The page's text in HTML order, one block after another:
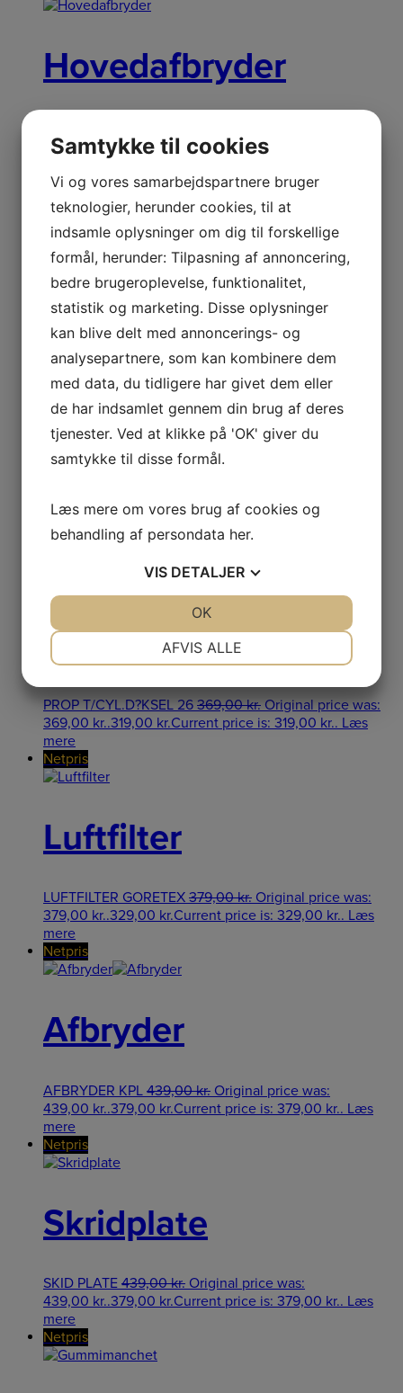
Hovedafbryder
289,00 kr..249,00 kr.Current price is: 249,00 kr..
Netpris
Knivmotorskål
MOTOR BOWL 319,00 kr.
Original price was:
319,00 kr..279,00kr.Current price is: 279,00 kr..
mere
Netpris
Knivdisk
SKIVE329,00kr. Original price was:
329,00 kr..289,00kr.Current price is: 289,00 kr..
Dæksel ved Tastatur
PROP T/CYL.D?KSEL 26 369,00kr. Original price was:
369,00 kr..319,00 kr.Current price is: 319,00 kr.. Læs
mere
Netpris
Luftfilter
LUFTFILTER GORETEX 379,00kr. Original price was:
379,00 kr..329,00 kr.Current price is: 329,00 kr.. Læs
mere
Netpris
Afbryder
AFBRYDER KPL 439,00kr. Original price was:
439,00 kr..379,00 kr.Current price is: 379,00 kr.. Læs
mere
Netpris
Skridplate
SKID PLATE 439,00kr. Original price was:
439,00 kr..379,00 kr.Current price is: 379,00 kr.. Læs
mere
Netpris
Samtykke til cookies
Vi og vores samarbejdspartnere bruger
teknologier, herunder cookies, til at
indsamle oplysninger om dig til forskellige
formål, herunder: Tilpasning af annoncering,
bedre brugeroplevelse, funktionalitet,
statistik og marketing. Disse oplysninger
kan blive delt med annoncerings- og
analysepartnere, som kan kombinere dem
med data, du tidligere har givet dem eller
de har indsamlet gennem din brug af deres
tjenester. Ved at klikke på 'OK' giver du
samtykke til disse formål.
Læs mere om vores brug af cookies og
behandling af persondata her.
VIS DETALJER
MARKETING STATISTIK
AFVIS ALLE
OK